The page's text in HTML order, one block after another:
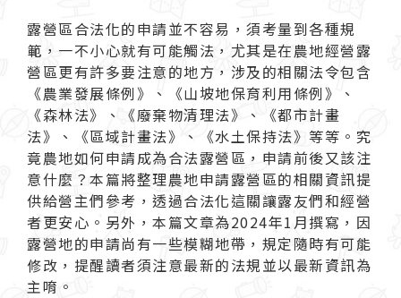
露營區合法化的申請並不容易，須考量到各種規
範，一不小心就有可能觸法，尤其是在農地經營露
營區更有許多要注意的地方，涉及的相關法令包含
《農業發展條例》、《山坡地保育利用條例》、
《森林法》、《廢棄物清理法》、《都市計畫
法》、《區域計畫法》、《水土保持法》等等。究
竟農地如何申請成為合法露營區，申請前後又該注
意什麼？本篇將整理農地申請露營區的相關資訊提
供給營主們參考，透過合法化這關讓露友們和經營
者更安心。另外，本篇文章為2024年1月撰寫，因
露營地的申請尚有一些模糊地帶，規定隨時有可能
修改，提醒讀者須注意最新的法規並以最新資訊為
主唷。